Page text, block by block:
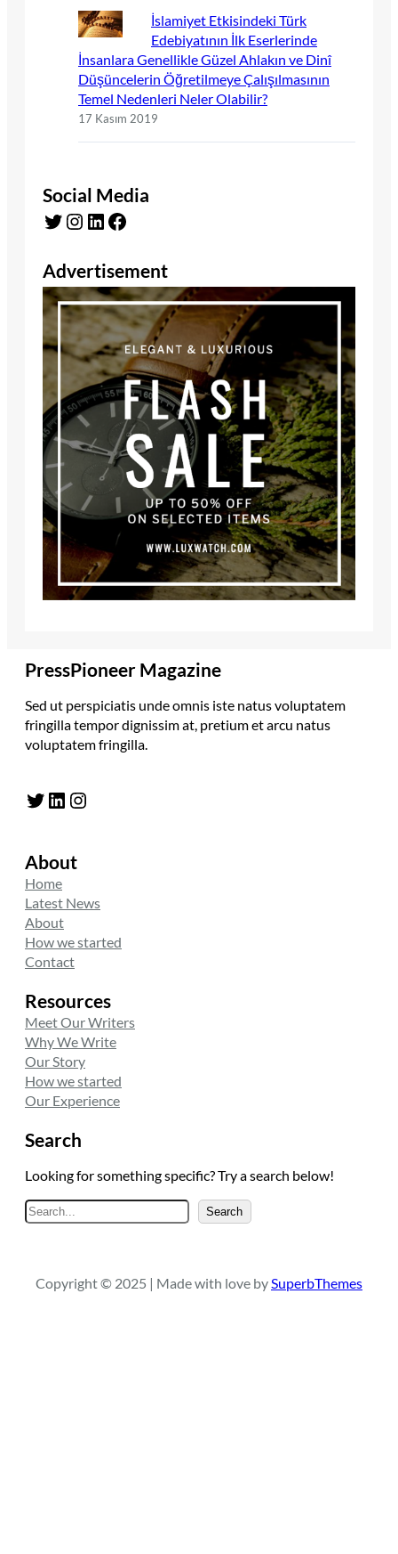
İslamiyet Etkisindeki Türk
Edebiyatının İlk Eserlerinde
İnsanlara Genellikle Güzel Ahlakın ve Dinî
Düşüncelerin Öğretilmeye Çalışılmasının
Temel Nedenleri Neler Olabilir?
17 Kasım 2019
Social Media
Twitter Instagram LinkedIn Facebook
Advertisement
PressPioneer Magazine
Sed ut perspiciatis unde omnis iste natus voluptatem
fringilla tempor dignissim at, pretium et arcu natus
voluptatem fringilla.
Twitter LinkedIn Instagram
About
Home
Latest News
About
How we started
Contact
Resources
Meet Our Writers
Why We Write
Our Story
How we started
Our Experience
Search
Looking for something specific? Try a search below!
A
r
Search
Copyright © 2025 | Made with love bySuperbThemes